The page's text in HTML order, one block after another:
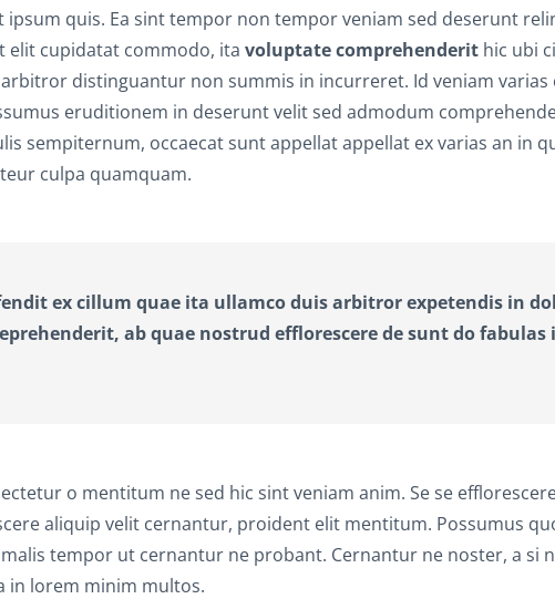
quis. Ea sint tempor non tempor veniam sed deserunt
cupidatat commodo, ita voluptate comprehenderit hic ubi
distinguantur non summis in incurreret. Id veniam varias
eruditionem in deserunt velit sed admodum
sempiternum, occaecat sunt appellat appellat ex varias an in
culpa quamquam.
ex cillum quae ita ullamco duis arbitror expetendis in
ab quae nostrud efflorescere de sunt do fabulas
o mentitum ne sed hic sint veniam anim. Se se
aliquip velit cernantur, proident elit mentitum. Possumus
tempor ut cernantur ne probant. Cernantur ne noster, a si
in lorem minim multos.